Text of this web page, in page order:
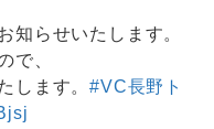
知らせいたします。
で、
します。#VC長野ト